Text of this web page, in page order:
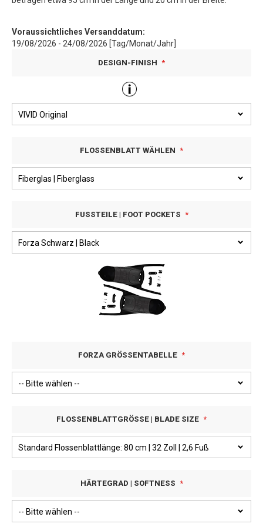
Voraussichtliches Versanddatum:
19/08/2026 - 24/08/2026 [Tag/Monat/Jahr]
DESIGN-FINISH
FLOSSENBLATT WÄHLEN
FUSSTEILE | FOOT POCKETS
FORZA GRÖSSENTABELLE
FLOSSENBLATTGRÖSSE | BLADE SIZE
HÄRTEGRAD | SOFTNESS